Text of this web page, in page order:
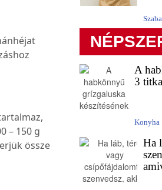
– 150 g
össze
A
3 titka
Konyha
Ha